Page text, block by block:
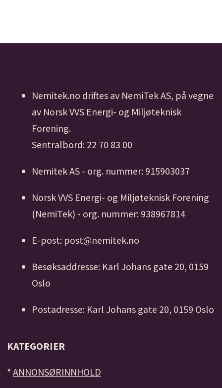
Nemitek.no driftes av NemiTek AS, på vegne
av Norsk VVS Energi- og Miljøteknisk
Forening.
Sentralbord: 22 70 83 00
Nemitek AS - org. nummer: 915903037
Norsk VVS Energi- og Miljøteknisk Forening
(NemiTek) - org. nummer: 938967814
E-post: post@nemitek.no
Besøksaddresse: Karl Johans gate 20, 0159
Oslo
Postadresse: Karl Johans gate 20, 0159 Oslo
KATEGORIER
* ANNONSØRINNHOLD